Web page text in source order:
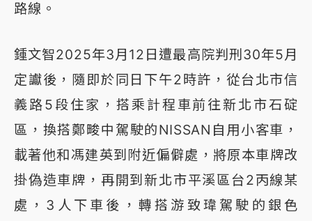
路線。
鍾文智2025年3月12日遭最高院判刑30年5月
定讞後，隨即於同日下午2時許，從台北市信
義路5段住家，搭乘計程車前往新北市石碇
區，換搭鄭畯中駕駛的NISSAN自用小客車，
載著他和馮建英到附近偏僻處，將原本車牌改
掛偽造車牌，再開到新北市平溪區台2丙線某
處，3人下車後，轉搭游致瑋駕駛的銀色